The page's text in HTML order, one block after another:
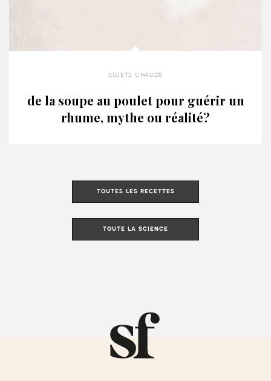
sujets chauds
de la soupe au poulet pour guérir un
rhume, mythe ou réalité?
toutes les recettes
toute la science